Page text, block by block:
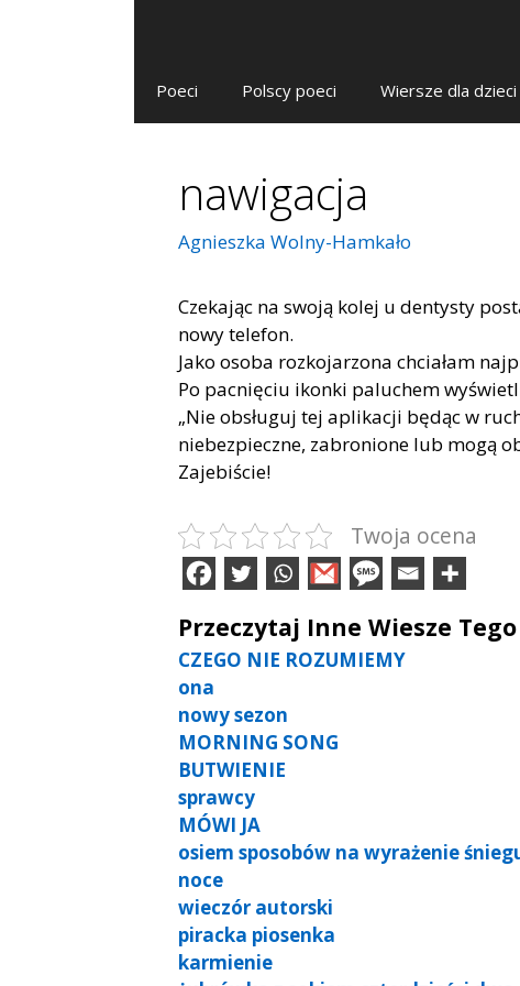
Poeci Polscy poeci Wiersze dla dzieci
nawigacja
Agnieszka Wolny-Hamkało
Czekając na swoją kolej u dentysty
nowy telefon.
Jako osoba rozkojarzona chciałam
Po pacnięciu ikonki paluchem
„Nie obsługuj tej aplikacji będąc w
niebezpieczne, zabronione lub mogą
Zajebiście!
Twoja ocena
Przeczytaj Inne Wiesze
CZEGO NIE ROZUMIEMY
ona
nowy sezon
MORNING SONG
BUTWIENIE
sprawcy
MÓWI JA
osiem sposobów na wyrażenie
noce
wieczór autorski
piracka piosenka
karmienie